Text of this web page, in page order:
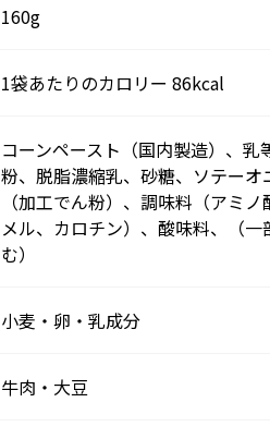
160g
1袋あたりのカロリー 86kcal
コーンペースト（国内製造）、
粉、脱脂濃縮乳、砂糖、ソテー
（加工でん粉）、調味料（アミ
メル、カロチン）、酸味料、（
む）
小麦・卵・乳成分
牛肉・大豆